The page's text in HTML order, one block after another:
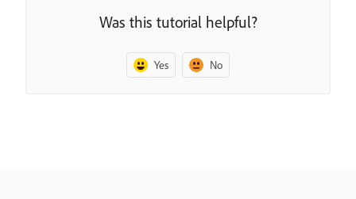
Was this tutorial helpful?
Yes No